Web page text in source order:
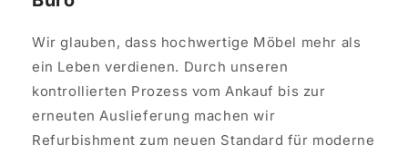
Wir glauben, dass hochwertige Möbel mehr als
ein Leben verdienen. Durch unseren
kontrollierten Prozess vom Ankauf bis zur
erneuten Auslieferung machen wir
Refurbishment zum neuen Standard für moderne